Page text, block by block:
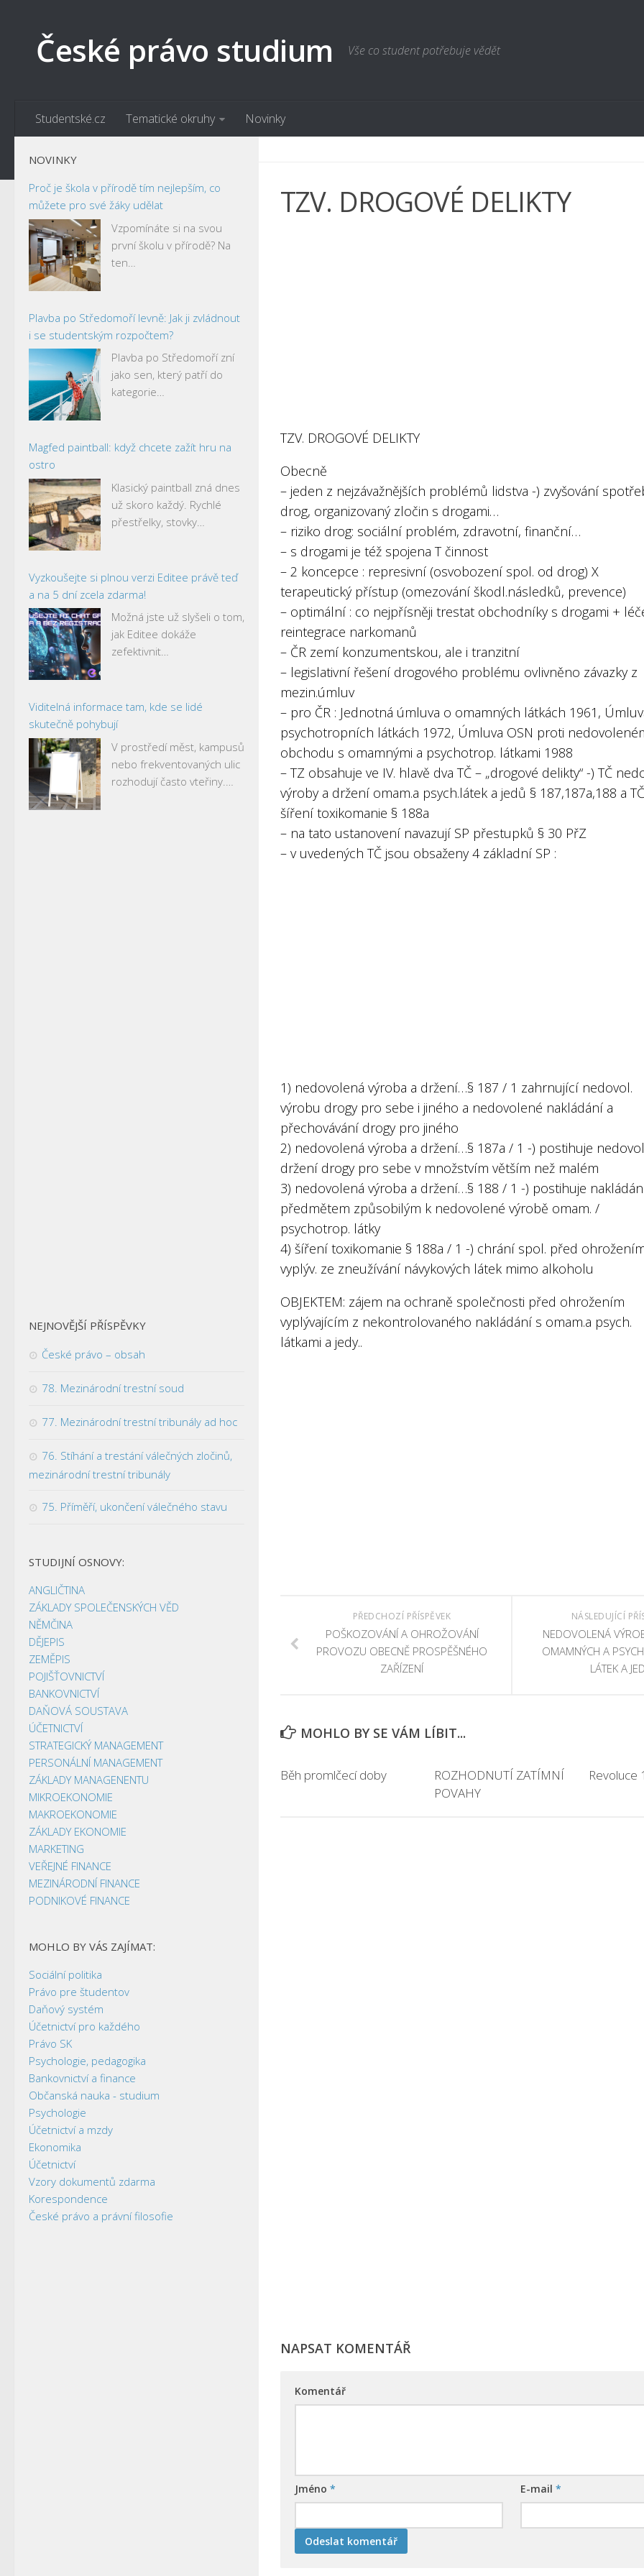
České právo studium Vše co student potřebuje vědět
Studentské.cz Tematické okruhy Novinky
TZV. DROGOVÉ DELIKTY
TZV. DROGOVÉ DELIKTY
Obecně
– jeden z nejzávažnějších problémů lidstva -) zvyšování
drog, organizovaný zločin s drogami…
– riziko drog: sociální problém, zdravotní, finanční…
– s drogami je též spojena T činnost
– 2 koncepce : represivní (osvobození spol. od drog) X
terapeutický přístup (omezování škodl.následků, prevence)
– optimální : co nejpřísněji trestat obchodníky s drogami +
reintegrace narkomanů
– ČR zemí konzumentskou, ale i tranzitní
– legislativní řešení drogového problému ovlivněno závazky z
mezin.úmluv
– pro ČR : Jednotná úmluva o omamných látkách 1961,
psychotropních látkách 1972, Úmluva OSN proti
obchodu s omamnými a psychotrop. látkami 1988
– TZ obsahuje ve IV. hlavě dva TČ – „drogové delikty“ -) TČ
výroby a držení omam.a psych.látek a jedů § 187,187a,188 a TČ
šíření toxikomanie § 188a
– na tato ustanovení navazují SP přestupků § 30 PřZ
– v uvedených TČ jsou obsaženy 4 základní SP :
1) nedovolená výroba a držení…§ 187 / 1 zahrnující nedovol.
výrobu drogy pro sebe i jiného a nedovolené nakládání a
přechovávání drogy pro jiného
2) nedovolená výroba a držení…§ 187a / 1 -) postihuje
držení drogy pro sebe v množstvím větším než malém
3) nedovolená výroba a držení…§ 188 / 1 -) postihuje
předmětem způsobilým k nedovolené výrobě omam. /
psychotrop. látky
4) šíření toxikomanie § 188a / 1 -) chrání spol. před
vyplýv. ze zneužívání návykových látek mimo alkoholu
OBJEKTEM: zájem na ochraně společnosti před ohrožením
vyplývajícím z nekontrolovaného nakládání s omam.a psych.
látkami a jedy..
NÁSLEDUJÍCÍ
NEDOVOLENÁ
OMAMNÝCH A
LÁTEK A
PŘEDCHOZÍ PŘÍSPĚVEK
POŠKOZOVÁNÍ A OHROŽOVÁNÍ
PROVOZU OBECNĚ PROSPĚŠNÉHO
ZAŘÍZENÍ
MOHLO BY SE VÁM LÍBIT...
Běh promlčecí doby
ROZHODNUTÍ ZATÍMNÍ
POVAHY
Revoluce
NAPSAT KOMENTÁŘ
Komentář
Jméno * E-mail*
NOVINKY
Proč je škola v přírodě tím nejlepším, co
můžete pro své žáky udělat
Vzpomínáte si na svou
první školu v přírodě? Na
ten…
Plavba po Středomoří levně: Jak ji zvládnout
i se studentským rozpočtem?
Plavba po Středomoří zní
jako sen, který patří do
kategorie…
Magfed paintball: když chcete zažít hru na
ostro
Klasický paintball zná dnes
už skoro každý. Rychlé
přestřelky, stovky…
Vyzkoušejte si plnou verzi Editee právě teď
a na 5 dní zcela zdarma!
Možná jste už slyšeli o tom,
jak Editee dokáže
zefektivnit…
Viditelná informace tam, kde se lidé
skutečně pohybují
V prostředí měst, kampusů
nebo frekventovaných ulic
rozhodují často vteřiny.…
NEJNOVĚJŠÍ PŘÍSPĚVKY
České právo – obsah
78. Mezinárodní trestní soud
77. Mezinárodní trestní tribunály ad hoc
76. Stíhání a trestání válečných zločinů,
mezinárodní trestní tribunály
75. Příměří, ukončení válečného stavu
STUDIJNÍ OSNOVY:
ANGLIČTINA
ZÁKLADY SPOLEČENSKÝCH VĚD
NĚMČINA
DĚJEPIS
ZEMĚPIS
POJIŠŤOVNICTVÍ
BANKOVNICTVÍ
DAŇOVÁ SOUSTAVA
ÚČETNICTVÍ
STRATEGICKÝ MANAGEMENT
PERSONÁLNÍ MANAGEMENT
ZÁKLADY MANAGENENTU
MIKROEKONOMIE
MAKROEKONOMIE
ZÁKLADY EKONOMIE
MARKETING
VEŘEJNÉ FINANCE
MEZINÁRODNÍ FINANCE
PODNIKOVÉ FINANCE
MOHLO BY VÁS ZAJÍMAT:
Sociální politika
Právo pre študentov
Daňový systém
Účetnictví pro každého
Právo SK
Psychologie, pedagogika
Bankovnictví a finance
Občanská nauka - studium
Psychologie
Účetnictví a mzdy
Ekonomika
Účetnictví
Vzory dokumentů zdarma
Korespondence
České právo a právní filosofie